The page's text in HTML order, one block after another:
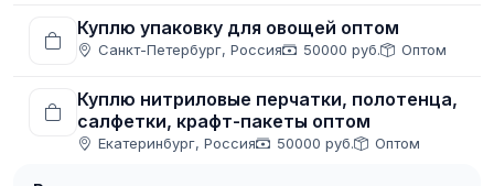
Куплю упаковку для овощей оптом
Санкт-Петербург, Россия 50000 руб. Оптом
Куплю нитриловые перчатки, полотенца,
салфетки, крафт-пакеты оптом
Екатеринбург, Россия 50000 руб. Оптом